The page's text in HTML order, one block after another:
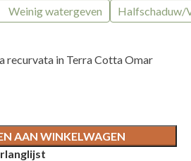
Weinig watergeven Halfschaduw/
recurvata in Terra Cotta Omar
AAN WINKELWAGEN